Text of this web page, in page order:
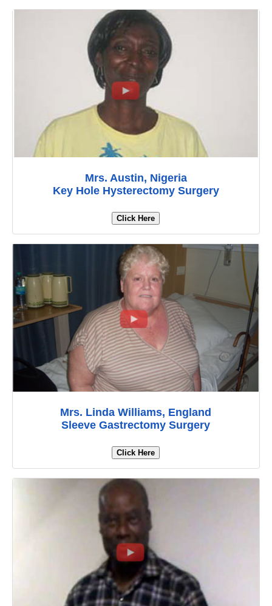
Mrs. Austin, Nigeria
Key Hole Hysterectomy Surgery
Click Here
Mrs. Linda Williams, England
Sleeve Gastrectomy Surgery
Click Here